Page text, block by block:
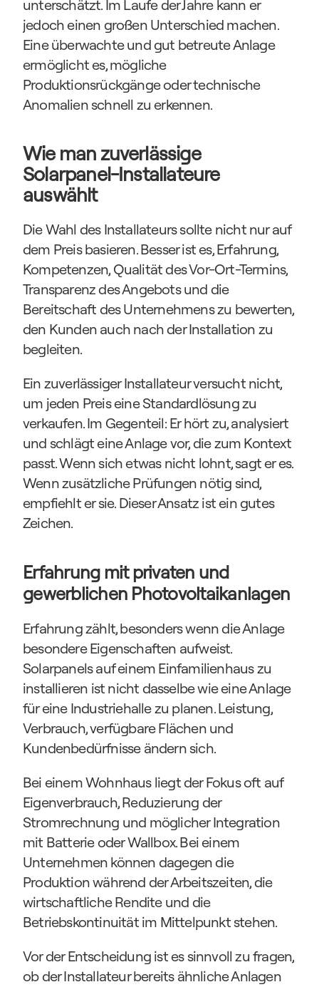
unterschätzt. Im Laufe der Jahre kann er
jedoch einen großen Unterschied machen.
Eine überwachte und gut betreute Anlage
ermöglicht es, mögliche
Produktionsrückgänge oder technische
Anomalien schnell zu erkennen.
Wie man zuverlässige
Solarpanel-Installateure
auswählt
Die Wahl des Installateurs sollte nicht nur auf
dem Preis basieren. Besser ist es, Erfahrung,
Kompetenzen, Qualität des Vor-Ort-Termins,
Transparenz des Angebots und die
Bereitschaft des Unternehmens zu bewerten,
den Kunden auch nach der Installation zu
begleiten.
Ein zuverlässiger Installateur versucht nicht,
um jeden Preis eine Standardlösung zu
verkaufen. Im Gegenteil: Er hört zu, analysiert
und schlägt eine Anlage vor, die zum Kontext
passt. Wenn sich etwas nicht lohnt, sagt er es.
Wenn zusätzliche Prüfungen nötig sind,
empfiehlt er sie. Dieser Ansatz ist ein gutes
Zeichen.
Erfahrung mit privaten und
gewerblichen Photovoltaikanlagen
Erfahrung zählt, besonders wenn die Anlage
besondere Eigenschaften aufweist.
Solarpanels auf einem Einfamilienhaus zu
installieren ist nicht dasselbe wie eine Anlage
für eine Industriehalle zu planen. Leistung,
Verbrauch, verfügbare Flächen und
Kundenbedürfnisse ändern sich.
Bei einem Wohnhaus liegt der Fokus oft auf
Eigenverbrauch, Reduzierung der
Stromrechnung und möglicher Integration
mit Batterie oder Wallbox. Bei einem
Unternehmen können dagegen die
Produktion während der Arbeitszeiten, die
wirtschaftliche Rendite und die
Betriebskontinuität im Mittelpunkt stehen.
Vor der Entscheidung ist es sinnvoll zu fragen,
ob der Installateur bereits ähnliche Anlagen